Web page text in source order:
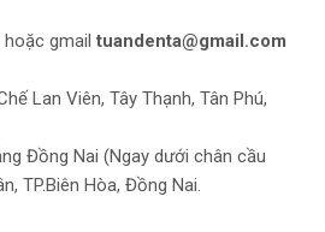
hoặc gmailtuandenta@gmail.com
Lan Viên, Tây Thạnh, Tân Phú,
Đồng Nai (Ngay dưới chân cầu
TP.Biên Hòa, Đồng Nai.